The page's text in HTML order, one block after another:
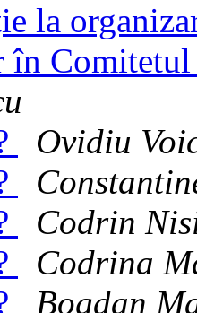
la
Ovidiu
Codrin
Codrina
Bogdan